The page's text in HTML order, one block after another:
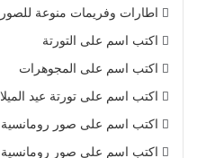
اطارات وفريمات منوعة للصور
اكتب اسم على التورتة
اكتب اسم على المجوهرات
اكتب اسم على تورتة عيد
اكتب اسم على صور رومانسية
اكتب اسم على صور